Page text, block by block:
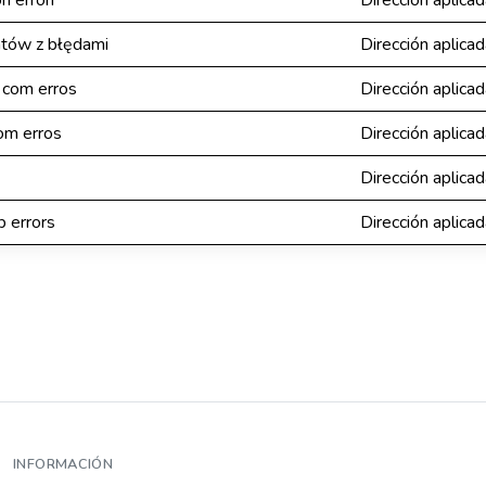
z błędami
Dirección
erros
Dirección
erros
Dirección
Dirección
errors
Dirección
INFORMACIÓN